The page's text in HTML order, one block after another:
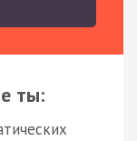
ты: